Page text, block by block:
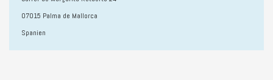
07015 Palma de Mallorca
Spanien